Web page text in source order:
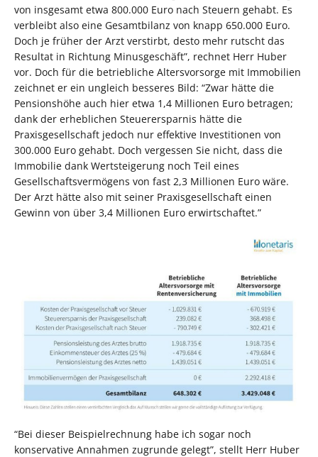
von insgesamt etwa 800.000 Euro nach Steuern gehabt. Es
verbleibt also eine Gesamtbilanz von knapp 650.000 Euro.
Doch je früher der Arzt verstirbt, desto mehr rutscht das
Resultat in Richtung Minusgeschäft”, rechnet Herr Huber
vor. Doch für die betriebliche Altersvorsorge mit Immobilien
zeichnet er ein ungleich besseres Bild: “Zwar hätte die
Pensionshöhe auch hier etwa 1,4 Millionen Euro betragen;
dank der erheblichen Steuerersparnis hätte die
Praxisgesellschaft jedoch nur effektive Investitionen von
300.000 Euro gehabt. Doch vergessen Sie nicht, dass die
Immobilie dank Wertsteigerung noch Teil eines
Gesellschaftsvermögens von fast 2,3 Millionen Euro wäre.
Der Arzt hätte also mit seiner Praxisgesellschaft einen
Gewinn von über 3,4 Millionen Euro erwirtschaftet.”
“Bei dieser Beispielrechnung habe ich sogar noch
konservative Annahmen zugrunde gelegt”, stellt Herr Huber